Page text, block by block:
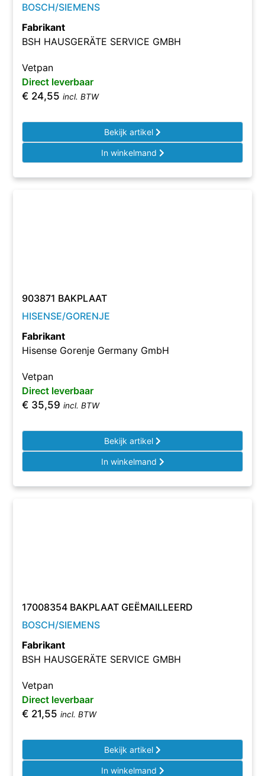
BOSCH/SIEMENS
Fabrikant
BSH HAUSGERÄTE SERVICE GMBH
Vetpan
Direct leverbaar
€ 24,55 incl. BTW
Bekijk artikel
In winkelmand
903871 BAKPLAAT
HISENSE/GORENJE
Fabrikant
Hisense Gorenje Germany GmbH
Vetpan
Direct leverbaar
€ 35,59 incl. BTW
Bekijk artikel
In winkelmand
17008354 BAKPLAAT GEËMAILLEERD
BOSCH/SIEMENS
Fabrikant
BSH HAUSGERÄTE SERVICE GMBH
Vetpan
Direct leverbaar
€ 21,55 incl. BTW
Bekijk artikel
In winkelmand